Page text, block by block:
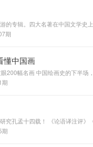
的专辑。四大名著在中国文学史
难懂，让很多朋友无法深入了
期
懂中国画
200幅名画 中国绘画史的下半场
期
《论语译注评》《孟子译注评》《大学·中庸译注
期